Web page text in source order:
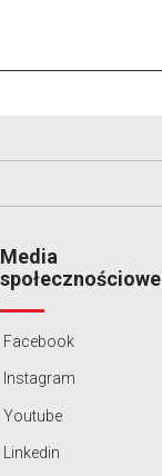
Media
społecznościowe
Facebook
Instagram
Youtube
Linkedin